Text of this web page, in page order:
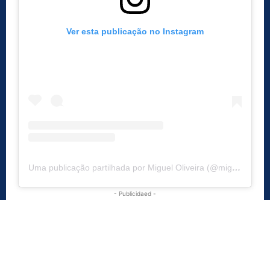
Ver esta publicação no Instagram
Uma publicação partilhada por Miguel Oliveira (@migueloliveirapadel)
- Publicidaed -